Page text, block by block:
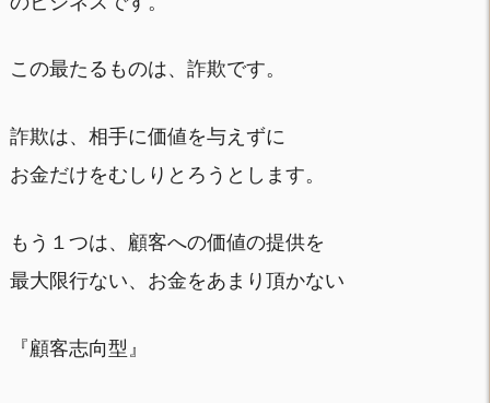
この最たるものは、詐欺です。
詐欺は、相手に価値を与えずに
お金だけをむしりとろうとします。
もう１つは、顧客への価値の提供を
最大限行ない、お金をあまり頂かない
『顧客志向型』